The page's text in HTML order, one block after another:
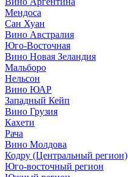
Мендоса
Сан Хуан
Вино Австралия
Юго-Восточная
Вино Новая Зеландия
Мальборо
Нельсон
Вино ЮАР
Западный Кейп
Вино Грузия
Кахети
Рача
Вино Молдова
Кодру (Центральный регион)
Юго-восточный регион